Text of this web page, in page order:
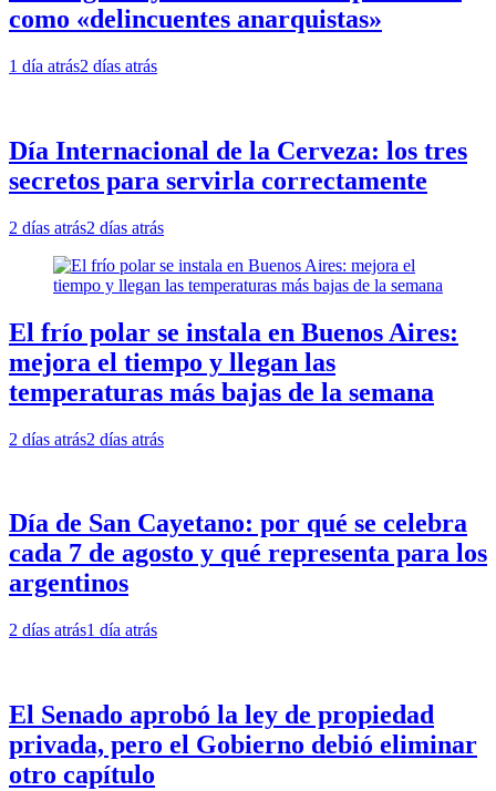
como «delincuentes anarquistas»
1 día atrás2 días atrás
Día Internacional de la Cerveza: los tres
secretos para servirla correctamente
2 días atrás2 días atrás
El frío polar se instala en Buenos Aires:
mejora el tiempo y llegan las
temperaturas más bajas de la semana
2 días atrás2 días atrás
Día de San Cayetano: por qué se celebra
cada 7 de agosto y qué representa para los
argentinos
2 días atrás1 día atrás
El Senado aprobó la ley de propiedad
privada, pero el Gobierno debió eliminar
otro capítulo